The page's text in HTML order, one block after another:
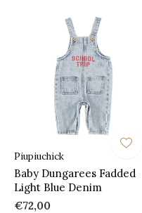
Piupiuchick
Baby Dungarees Fadded
Light Blue Denim
€72,00